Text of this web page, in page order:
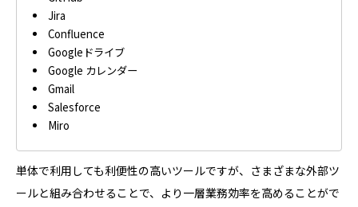
Jira
Confluence
Googleドライブ
Google カレンダー
Gmail
Salesforce
Miro
単体で利用しても利便性の高いツールですが、さまざまな外部ツ
ールと組み合わせることで、より一層業務効率を高めることがで